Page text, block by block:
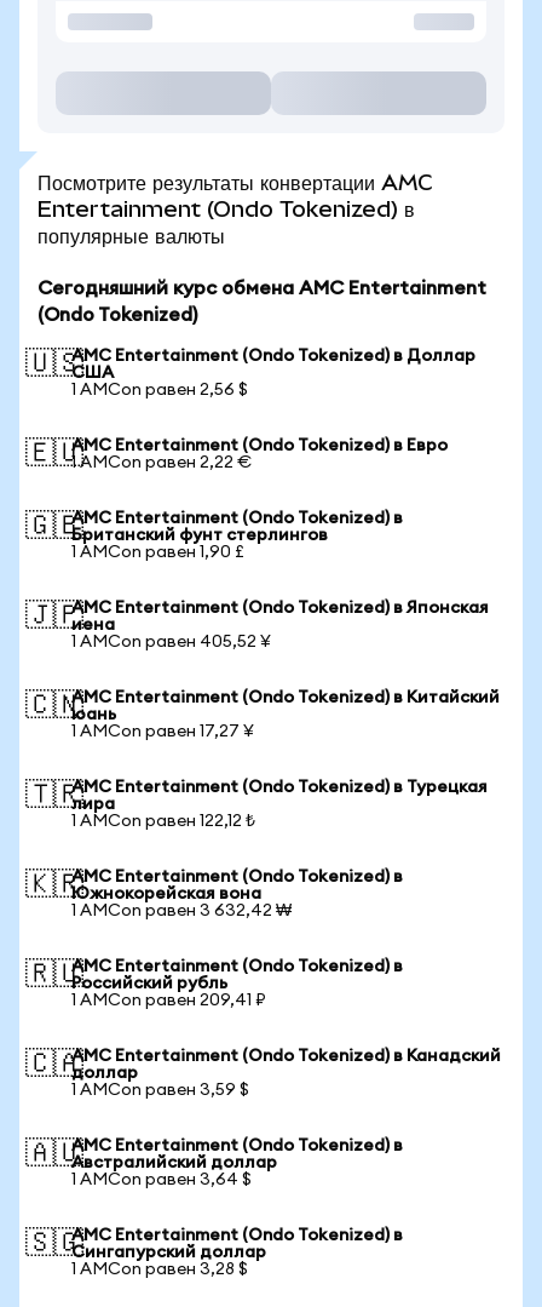
Посмотрите результаты конвертации AMC
Entertainment (Ondo Tokenized) в
популярные валюты
Сегодняшний курс обмена AMC Entertainment
(Ondo Tokenized)
🇺🇸AMC Entertainment (Ondo Tokenized) в Доллар
США
1 AMCon равен 2,56 $
🇪🇺AMC Entertainment (Ondo Tokenized) в Евро
1 AMCon равен 2,22 €
🇬🇧AMC Entertainment (Ondo Tokenized) в
Британский фунт стерлингов
1 AMCon равен 1,90 £
🇯🇵AMC Entertainment (Ondo Tokenized) в Японская
иена
1 AMCon равен 405,52 ¥
🇨🇳AMC Entertainment (Ondo Tokenized) в Китайский
юань
1 AMCon равен 17,27 ¥
🇹🇷AMC Entertainment (Ondo Tokenized) в Турецкая
лира
1 AMCon равен 122,12 ₺
🇰🇷AMC Entertainment (Ondo Tokenized) в
Южнокорейская вона
1 AMCon равен 3 632,42 ₩
🇷🇺AMC Entertainment (Ondo Tokenized) в
Российский рубль
1 AMCon равен 209,41 ₽
🇨🇦AMC Entertainment (Ondo Tokenized) в Канадский
доллар
1 AMCon равен 3,59 $
🇦🇺AMC Entertainment (Ondo Tokenized) в
Австралийский доллар
1 AMCon равен 3,64 $
🇸🇬AMC Entertainment (Ondo Tokenized) в
Сингапурский доллар
1 AMCon равен 3,28 $